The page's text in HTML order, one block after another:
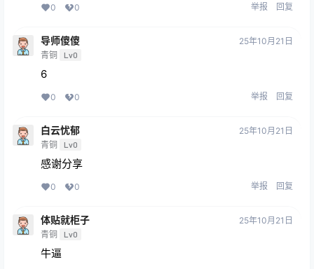
0 0 举报 回复
导师傻傻
青铜 Lv0
25年10月21日
6
0 0 举报 回复
白云忧郁
青铜 Lv0
25年10月21日
感谢分享
0 0 举报 回复
体贴就柜子
青铜 Lv0
25年10月21日
牛逼